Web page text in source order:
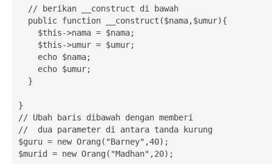
}
// Ubah baris dibawah dengan memberi
//  dua parameter di antara tanda kurung
$guru = new Orang("Barney",40);
$murid = new Orang("Madhan",20);